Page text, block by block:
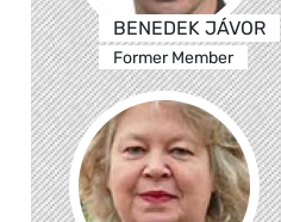
BENEDEK JÁVOR
Former Member